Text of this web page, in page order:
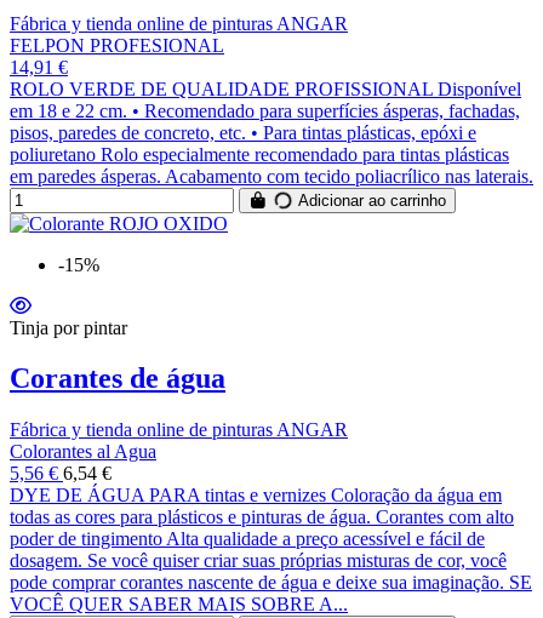
Fábrica y tienda online de pinturas ANGAR
FELPON PROFESIONAL
14,91 €
ROLO VERDE DE QUALIDADE PROFISSIONAL Disponível
em 18 e 22 cm. • Recomendado para superfícies ásperas, fachadas,
pisos, paredes de concreto, etc. • Para tintas plásticas, epóxi e
poliuretano Rolo especialmente recomendado para tintas plásticas
em paredes ásperas. Acabamento com tecido poliacrílico nas laterais.
Adicionar ao carrinho
-15%
Tinja por pintar
Corantes de água
Fábrica y tienda online de pinturas ANGAR
Colorantes al Agua
5,56 € 6,54 €
DYE DE ÁGUA PARA tintas e vernizes Coloração da água em
todas as cores para plásticos e pinturas de água. Corantes com alto
poder de tingimento Alta qualidade a preço acessível e fácil de
dosagem. Se você quiser criar suas próprias misturas de cor, você
pode comprar corantes nascente de água e deixe sua imaginação. SE
VOCÊ QUER SABER MAIS SOBRE A...